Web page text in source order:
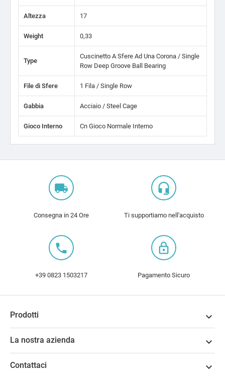
Altezza 17
Weight 0,33
Type
Cuscinetto A Sfere Ad Una Corona / Single
Row Deep Groove Ball Bearing
File di Sfere 1 Fila / Single Row
Gabbia Acciaio / Steel Cage
Gioco Interno Cn Gioco Normale Interno
local_shipping
Consegna in 24 Ore
headset_mic
Ti supportiamo nell'acquisto
local_phone
+39 0823 1503217
lock_outline
Pagamento Sicuro
Prodotti 
La nostra azienda 
Contattaci 